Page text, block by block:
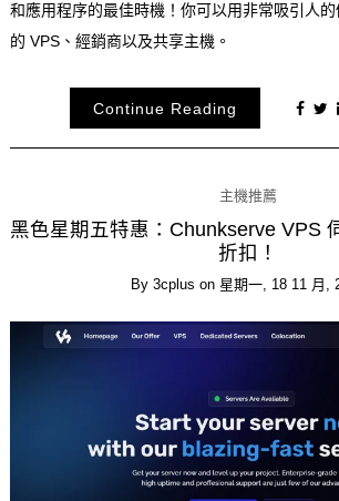
和應用程序的最佳時機！你可以用非常吸引人
的 VPS、經銷商以及共享主機。
Continue Reading
主機推薦
黑色星期五特惠：Chunkserve VPS
折扣！
By 3cplus on 星期一, 18 11 月,